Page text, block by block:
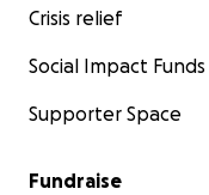
Crisis relief
Social Impact Funds
Supporter Space
Fundraise